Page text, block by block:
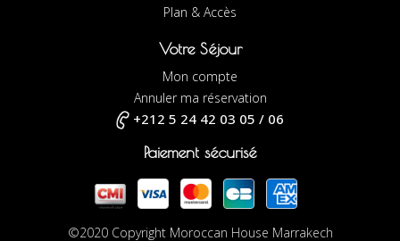
Plan & Accès
Votre Séjour
Mon compte
Annuler ma réservation
+212 5 24 42 03 05 / 06
Paiement sécurisé
©2020 Copyright Moroccan House Marrakech